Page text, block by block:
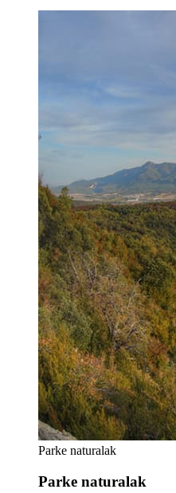
Parke naturalak
Parke naturalak